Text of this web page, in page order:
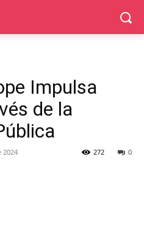
Impulsa
de la
2024 0
272